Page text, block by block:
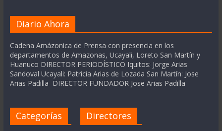
Diario Ahora
Cadena Amázonica de Prensa con presencia en los
departamentos de Amazonas, Ucayali, Loreto San Martín y
Huanuco DIRECTOR PERIODÍSTICO Iquitos: Jorge Arias
Sandoval Ucayali: Patricia Arias de Lozada San Martín: Jose
Arias Padilla DIRECTOR FUNDADOR Jose Arias Padilla
Categorías Directores